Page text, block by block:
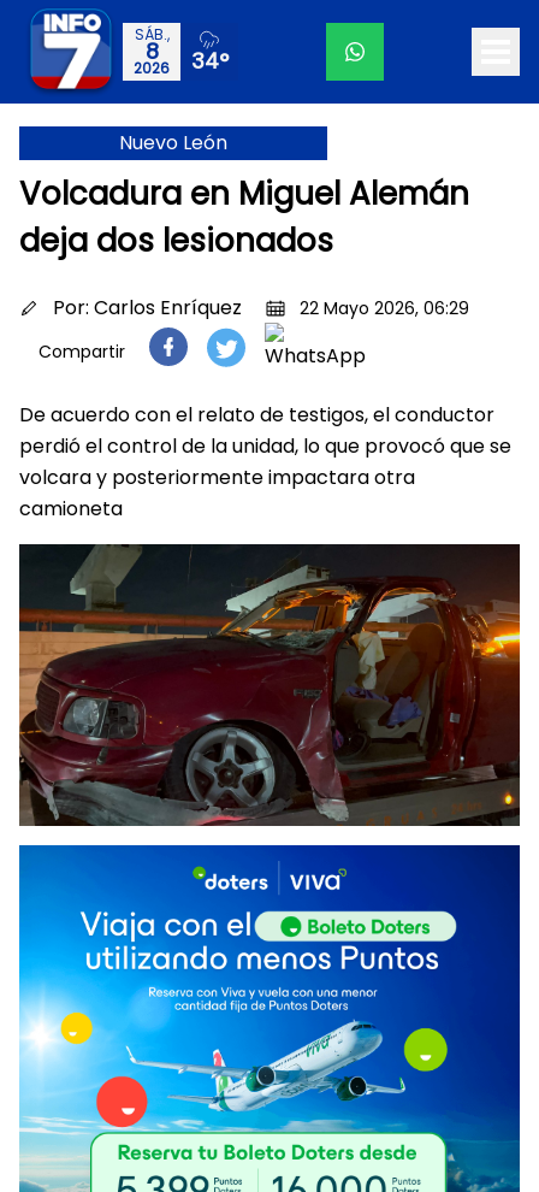
SÁB.,
8
2026 34°
Nuevo León
Volcadura en Miguel Alemán
deja dos lesionados
Por: Carlos Enríquez
22 Mayo 2026, 06:29
Compartir
De acuerdo con el relato de testigos, el conductor
perdió el control de la unidad, lo que provocó que se
volcara y posteriormente impactara otra
camioneta